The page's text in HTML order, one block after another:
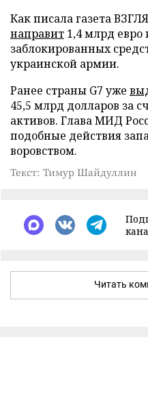
Как писала газета
направит 1,4 млрд
заблокированных
украинской армии.
Ранее страны G7 уже
45,5 млрд долларов за
активов. Глава МИД
подобные действия
воровством.
Текст: Тимур Шайдуллин
Читать